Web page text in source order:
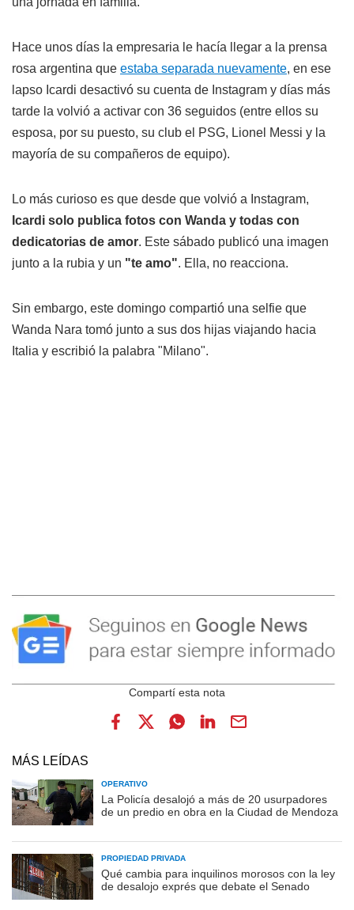
Hace unos días la empresaria le hacía llegar a la prensa
rosa argentina que estaba separada nuevamente, en ese
lapso Icardi desactivó su cuenta de Instagram y días más
tarde la volvió a activar con 36 seguidos (entre ellos su
esposa, por su puesto, su club el PSG, Lionel Messi y la
mayoría de su compañeros de equipo).
Lo más curioso es que desde que volvió a Instagram,
Icardi solo publica fotos con Wanda y todas con
dedicatorias de amor. Este sábado publicó una imagen
junto a la rubia y un "te amo". Ella, no reacciona.
Sin embargo, este domingo compartió una selfie que
Wanda Nara tomó junto a sus dos hijas viajando hacia
Italia y escribió la palabra "Milano".
MÁS LEÍDAS
OPERATIVO
La Policía desalojó a más de 20 usurpadores
de un predio en obra en la Ciudad de Mendoza
PROPIEDAD PRIVADA
Qué cambia para inquilinos morosos con la ley
de desalojo exprés que debate el Senado